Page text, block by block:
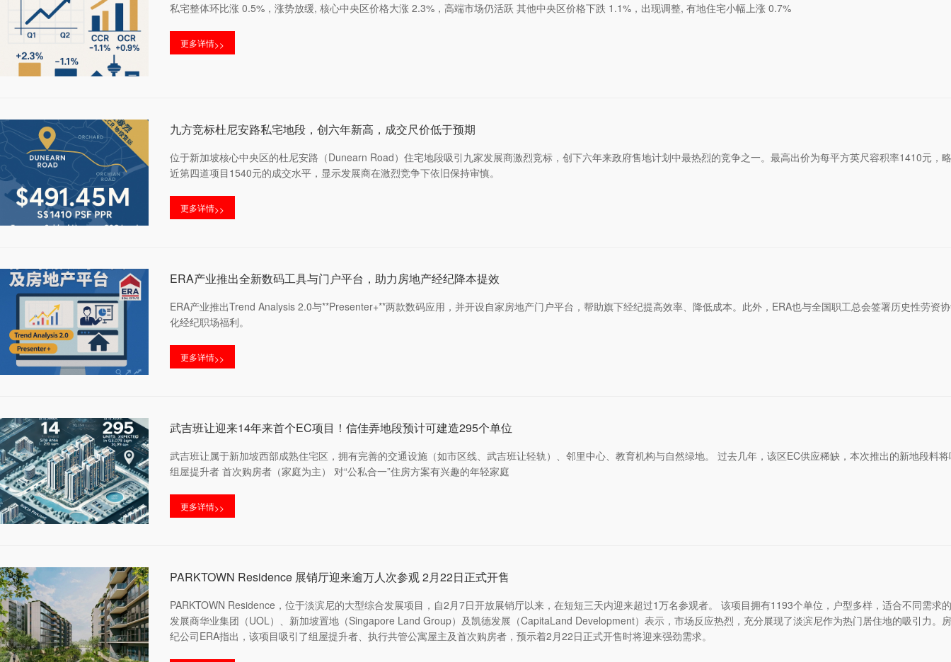
私宅整体环比涨 0.5%，涨势放缓, 核心中央区价格大涨 2.3%，高端市场仍活跃 其他中央区价格下跌 1.1%，出现调整, 有地住宅小幅上涨 0.7%
更多详情>>
九方竞标杜尼安路私宅地段，创六年新高，成交尺价低于预期
位于新加坡核心中央区的杜尼安路（Dunearn Road）住宅地段吸引九家发展商激烈竞标，创下六年来政府售地计划中最热烈的竞争之一。最高出价为每平方英尺容积率1410元，
近第四道项目1540元的成交水平，显示发展商在激烈竞争下依旧保持审慎。
更多详情>>
ERA产业推出全新数码工具与门户平台，助力房地产经纪降本提效
ERA产业推出Trend Analysis 2.0与**Presenter+**两款数码应用，并开设自家房地产门户平台，帮助旗下经纪提高效率、降低成本。此外，ERA也与全国职工总会签署历史性劳资
化经纪职场福利。
更多详情>>
武吉班让迎来14年来首个EC项目！信佳弄地段预计可建造295个单位
武吉班让属于新加坡西部成熟住宅区，拥有完善的交通设施（如市区线、武吉班让轻轨）、邻里中心、教育机构与自然绿地。 过去几年，该区EC供应稀缺，本次推出的新地段料
组屋提升者 首次购房者（家庭为主） 对“公私合一”住房方案有兴趣的年轻家庭
更多详情>>
PARKTOWN Residence 展销厅迎来逾万人次参观 2月22日正式开售
PARKTOWN Residence，位于淡滨尼的大型综合发展项目，自2月7日开放展销厅以来，在短短三天内迎来超过1万名参观者。 该项目拥有1193个单位，户型多样，适合不同需求
发展商华业集团（UOL）、新加坡置地（Singapore Land Group）及凯德发展（CapitaLand Development）表示，市场反应热烈，充分展现了淡滨尼作为热门居住地的吸引力。
纪公司ERA指出，该项目吸引了组屋提升者、执行共管公寓屋主及首次购房者，预示着2月22日正式开售时将迎来强劲需求。